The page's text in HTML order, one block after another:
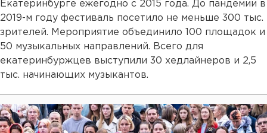
Екатеринбурге ежегодно с 2015 года. До пандемии в
2019-м году фестиваль посетило не меньше 300 тыс.
зрителей. Мероприятие объединило 100 площадок и
50 музыкальных направлений. Всего для
екатеринбуржцев выступили 30 хедлайнеров и 2,5
тыс. начинающих музыкантов.